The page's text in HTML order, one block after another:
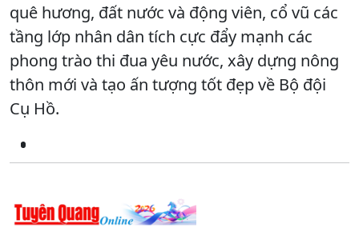
quê hương, đất nước và động viên, cổ vũ các
tầng lớp nhân dân tích cực đẩy mạnh các
phong trào thi đua yêu nước, xây dựng nông
thôn mới và tạo ấn tượng tốt đẹp về Bộ đội
Cụ Hồ.